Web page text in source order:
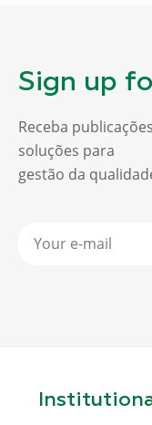
Sign up
Receba
soluções para
gestão da